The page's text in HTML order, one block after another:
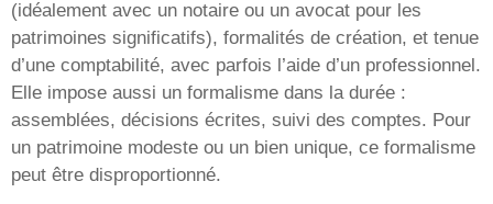
(idéalement avec un notaire ou un avocat pour les
patrimoines significatifs), formalités de création, et tenue
d’une comptabilité, avec parfois l’aide d’un professionnel.
Elle impose aussi un formalisme dans la durée :
assemblées, décisions écrites, suivi des comptes. Pour
un patrimoine modeste ou un bien unique, ce formalisme
peut être disproportionné.